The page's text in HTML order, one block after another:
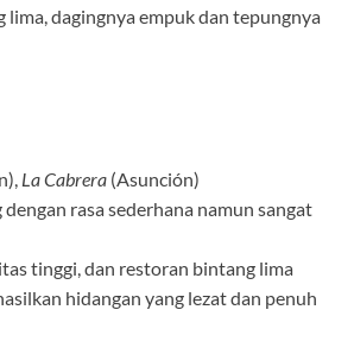
dagingnya empuk dan tepungnya
La Cabrera (Asunción)
rasa sederhana namun sangat
tinggi, dan restoran bintang lima
hidangan yang lezat dan penuh